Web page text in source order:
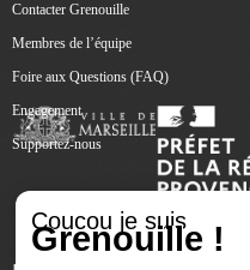
Contacter Grenouille
Membres de l’équipe
Foire aux Questions (FAQ)
Engagement
Supportez-nous
Coucou je suis
Grenouille !